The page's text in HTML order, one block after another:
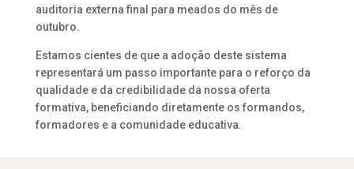
auditoria externa final para meados do mês de
outubro.
Estamos cientes de que a adoção deste sistema
representará um passo importante para o reforço da
qualidade e da credibilidade da nossa oferta
formativa, beneficiando diretamente os formandos,
formadores e a comunidade educativa.